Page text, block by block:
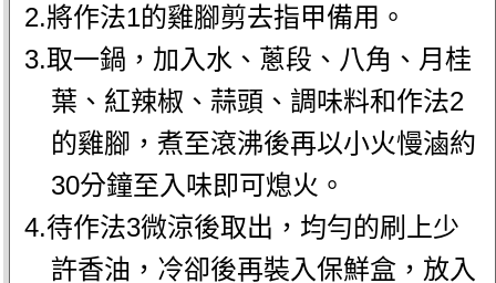
2.將作法1的雞腳剪去指甲備用。
3.取一鍋，加入水、蔥段、八角、月桂
葉、紅辣椒、蒜頭、調味料和作法2
的雞腳，煮至滾沸後再以小火慢滷約
30分鐘至入味即可熄火。
4.待作法3微涼後取出，均勻的刷上少
許香油，冷卻後再裝入保鮮盒，放入